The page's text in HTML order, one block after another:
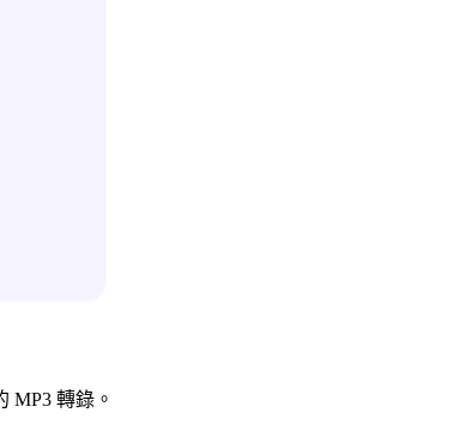
MP3 轉錄。